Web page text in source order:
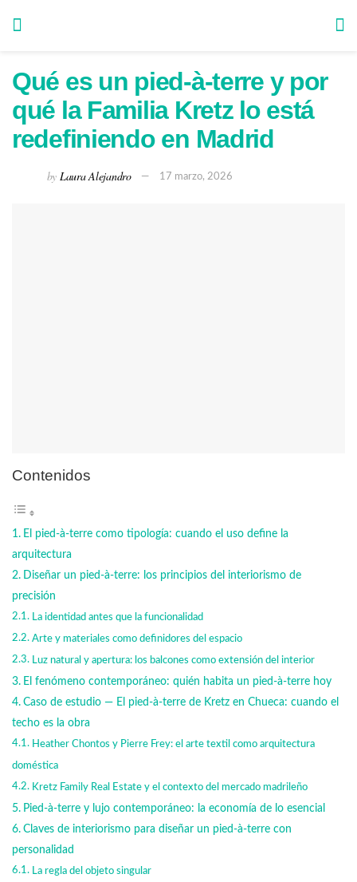
Qué es un pied-à-terre y por
qué la Familia Kretz lo está
redefiniendo en Madrid
by Laura Alejandro 17 marzo, 2026
Contenidos
El pied-à-terre como tipología: cuando el uso define la
arquitectura
Diseñar un pied-à-terre: los principios del interiorismo de
precisión
La identidad antes que la funcionalidad
Arte y materiales como definidores del espacio
Luz natural y apertura: los balcones como extensión del interior
El fenómeno contemporáneo: quién habita un pied-à-terre hoy
Caso de estudio — El pied-à-terre de Kretz en Chueca: cuando el
techo es la obra
Heather Chontos y Pierre Frey: el arte textil como arquitectura
doméstica
Kretz Family Real Estate y el contexto del mercado madrileño
Pied-à-terre y lujo contemporáneo: la economía de lo esencial
Claves de interiorismo para diseñar un pied-à-terre con
personalidad
La regla del objeto singular